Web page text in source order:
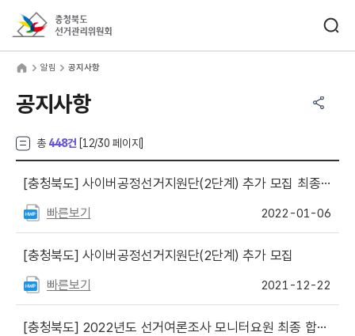
알림 공지사항
공지사항
총 448건 [12/30 페이지]
[충청북도] 사이버공정선거지원단(2단계) 추가 모집 최종 합격자 발표
빠른보기 2022-01-06
[충청북도] 사이버공정선거지원단(2단계) 추가 모집
빠른보기 2021-12-22
[충청북도] 2022년도 선거여론조사 모니터요원 최종 합격자 발표